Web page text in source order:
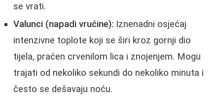
se vrati.
Valunci (napadi vrućine): Iznenadni osjećaj
intenzivne toplote koji se širi kroz gornji dio
tijela, praćen crvenilom lica i znojenjem. Mogu
trajati od nekoliko sekundi do nekoliko minuta i
često se dešavaju noću.